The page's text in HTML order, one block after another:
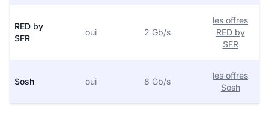
RED by
SFR
oui 2 Gb/s
les offres
RED by
SFR
Sosh oui 8 Gb/s
les offres
Sosh